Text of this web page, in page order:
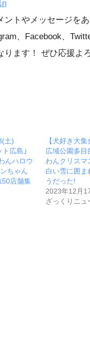
n
ントやメッセージを
、Facebook、
ります！ ぜひ応援よ
土)
ト広島｣
んハロウ
ちゃん
店舗集
【犬好き大
広域公園多目
わんクリスマ
白い雪に囲ま
うだった!
2023年12月
ざっくりニュ